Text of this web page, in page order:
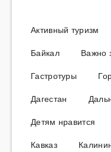
Активный туризм
Байкал
Важно
Гастротуры
Дагестан
Детям нравится
Кавказ